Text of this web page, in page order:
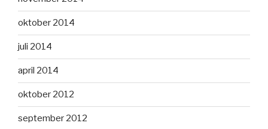
oktober 2014
juli 2014
april 2014
oktober 2012
september 2012